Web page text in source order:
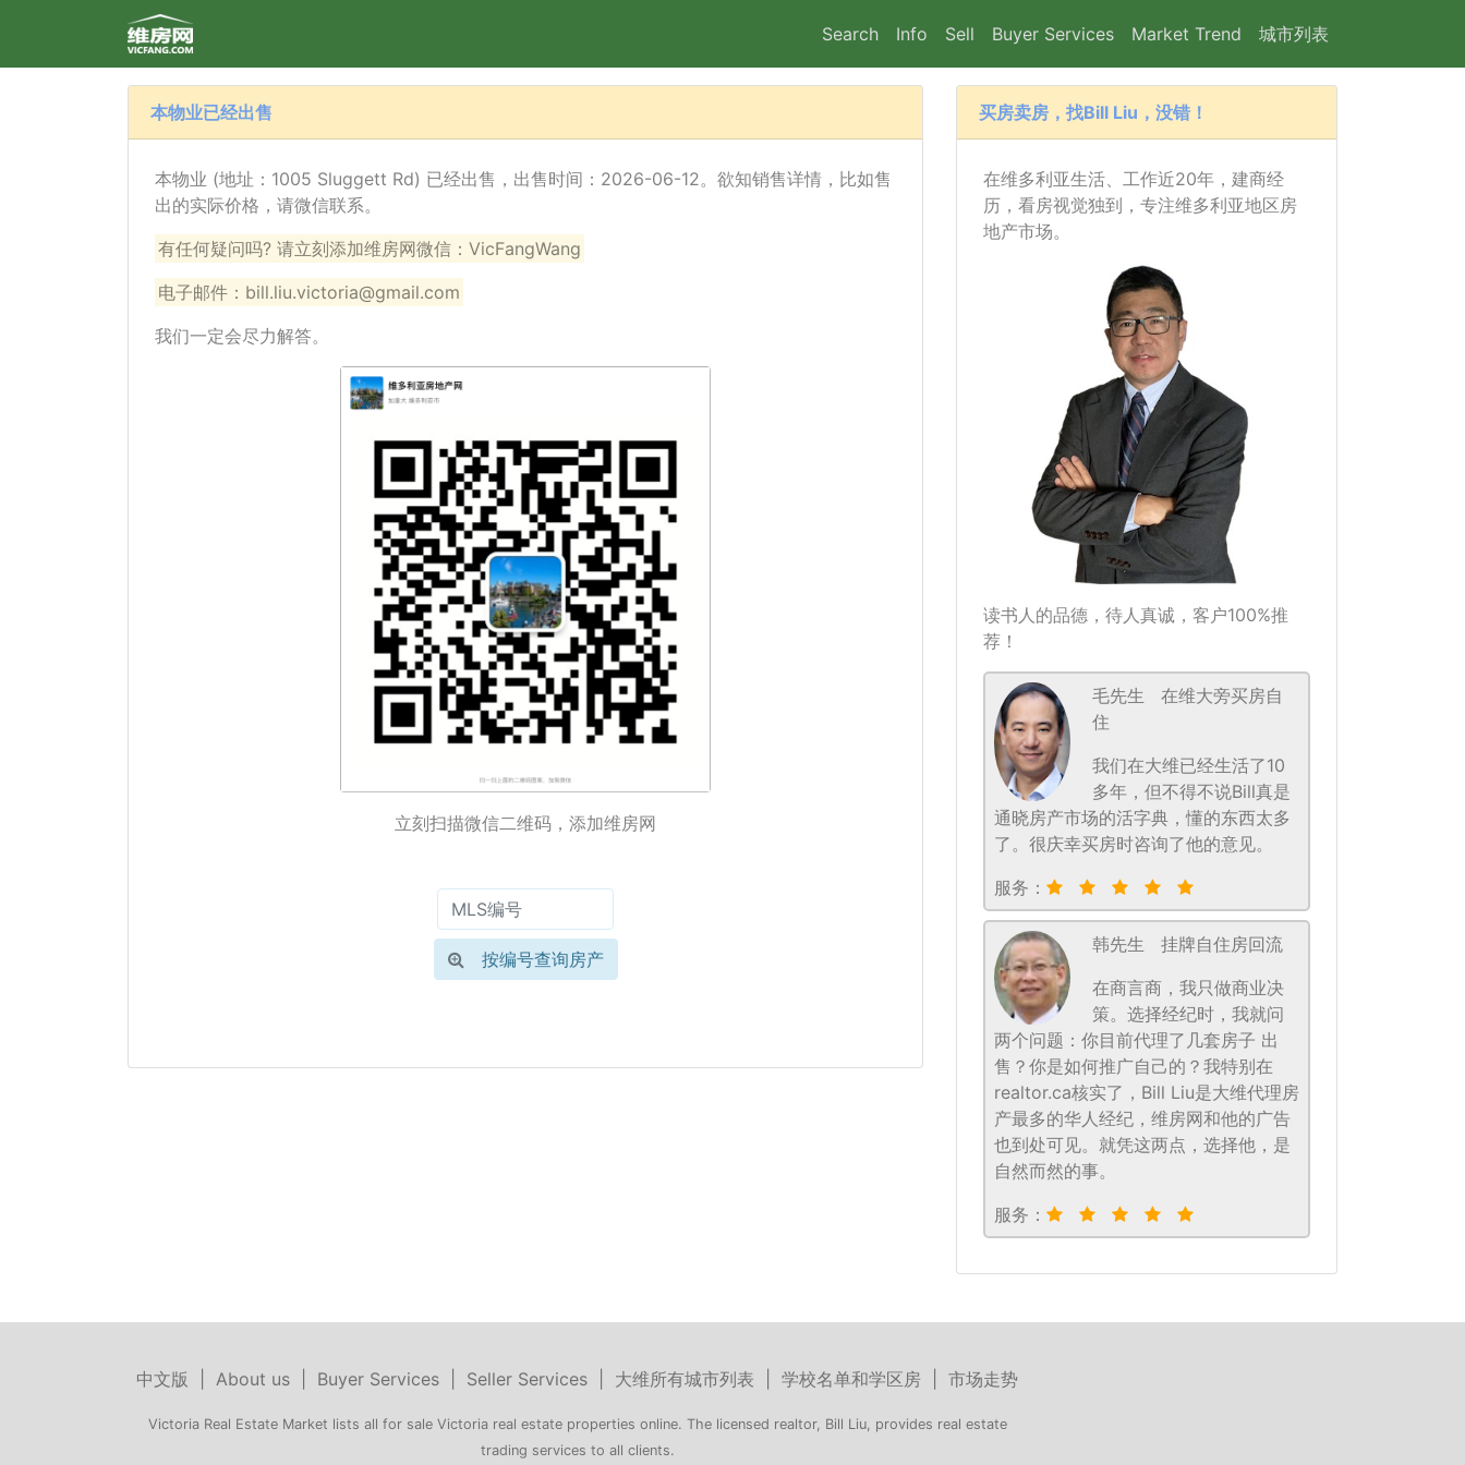
Search Info Sell Buyer Services Market Trend 城市列表
本物业已经出售
本物业 (地址：1005 Sluggett Rd) 已经出售，出售时间：2026-06-12。欲知销售详情，比如售
出的实际价格，请微信联系。
有任何疑问吗? 请立刻添加维房网微信：VicFangWang
电子邮件：bill.liu.victoria@gmail.com
我们一定会尽力解答。
立刻扫描微信二维码，添加维房网
按编号查询房产
买房卖房，找Bill Liu，没错！
在维多利亚生活、工作近20年，建商经
历，看房视觉独到，专注维多利亚地区房
地产市场。
读书人的品德，待人真诚，客户100%推
荐！
毛先生
在维大旁买房自
住
我们在大维已经生活了10
多年，但不得不说Bill真是
通晓房产市场的活字典，懂的东西太多
了。很庆幸买房时咨询了他的意见。
服务：
韩先生
挂牌自住房回流
在商言商，我只做商业决
策。选择经纪时，我就问
两个问题：你目前代理了几套房子 出
售？你是如何推广自己的？我特别在
realtor.ca核实了，Bill Liu是大维代理房
产最多的华人经纪，维房网和他的广告
也到处可见。就凭这两点，选择他，是
自然而然的事。
服务：
中文版 About us Buyer Services Seller Services 大维所有城市列表 学校名单和学区房 市场走势
Victoria Real Estate Market lists all for sale Victoria real estate properties online. The licensed realtor, Bill Liu, provides real estate
trading services to all clients.